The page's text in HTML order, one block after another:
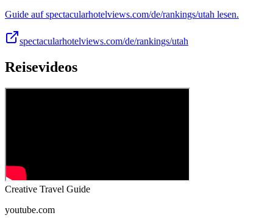
Guide auf spectacularhotelviews.com/de/rankings/utah lesen.
spectacularhotelviews.com/de/rankings/utah
Reisevideos
Creative Travel Guide
youtube.com